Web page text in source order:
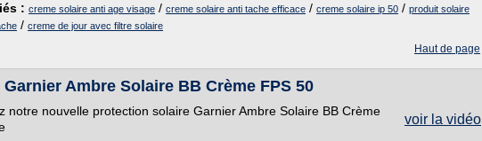
: creme solaire anti age visage / creme solaire anti tache efficace / creme solaire ip 50 / produit solaire
/ creme de jour avec filtre solaire
Haut de page
Garnier Ambre Solaire BB Crème FPS 50
voir la vidéo
notre nouvelle protection solaire Garnier Ambre Solaire BB Crème